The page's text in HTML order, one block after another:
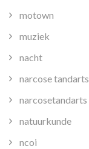
motown
muziek
nacht
narcose tandarts
narcosetandarts
natuurkunde
ncoi